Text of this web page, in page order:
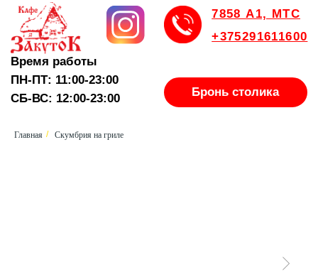
Время работы
ПН-ПТ: 11:00-23:00
СБ-ВС: 12:00-23:00
7858 А1, МТС
+375291611600
Главная / Скумбрия на гриле